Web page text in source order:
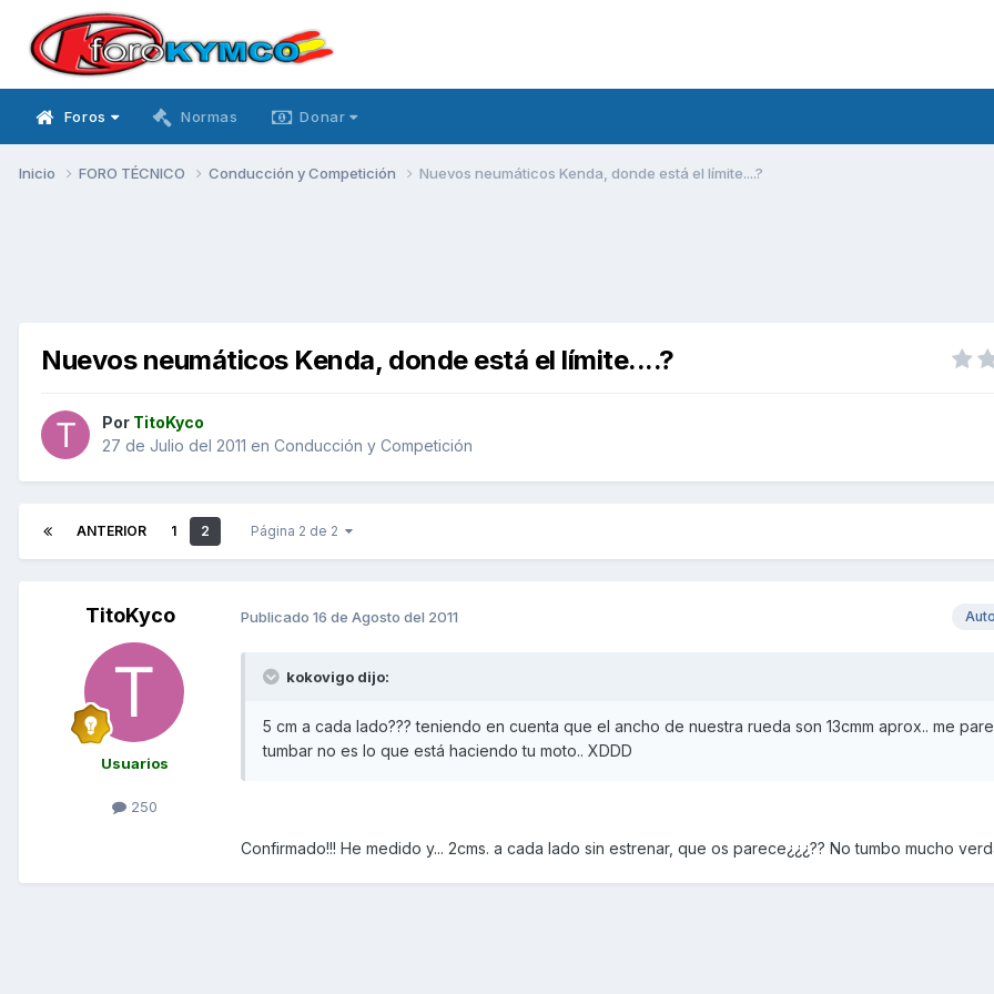
Foros Normas Donar
Inicio FORO TÉCNICO Conducción y Competición Nuevos neumáticos Kenda, donde está el límite....?
Nuevos neumáticos Kenda, donde está el límite....?
Por TitoKyco
27 de Julio del 2011 en Conducción y Competición
ANTERIOR 1 2 Página 2 de 2
TitoKyco
Usuarios
250
Publicado 16 de Agosto del 2011
kokovigo dijo:
5 cm a cada lado??? teniendo en cuenta que el ancho de nuestra rueda son 13cmm aprox.. me
tumbar no es lo que está haciendo tu moto.. XDDD
Confirmado!!! He medido y... 2cms. a cada lado sin estrenar, que os parece¿¿¿?? No tumbo mucho